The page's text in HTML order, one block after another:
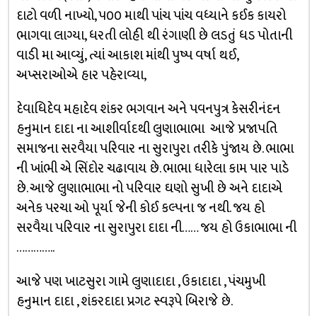
દાટો વળી નાખ્યો, ૫૦૦ માથી પાંચ પાંચ વધ્યાને કઈક કાયરો
ભાગવા લાગ્યા, ધરતી લોહી થી રંગાણી છે લડતું ધડ પોતાની
વાડી મા આવ્યું, ત્યાં આકાશ માંથી પુષ્પ વર્ષા થઈ,
અપ્સરાઓએ હાર પહેરાવ્યા,
દેવાધિદેવ મહાદેવ શંકર ભગવાન અને પવનપુત્ર કેસરીનંદન
હનુમાન દાદા ના આશીર્વાદથી લુણાભાભા આજે પ્રજાપતિ
સમાજના સરવૈયા પરિવાર ના સુરાપુરા તરીકે પુંજાય છે. ભાભા
ની ખાંભી એ સિંદોર ચઢાવાય છે. ભાભા ધારેલા કામ પાર પાડે
છે. આજે લુણાભાભા નો પરિવાર ઘણો સુખી છે અને દાદાએ
અનેક પરચા ઓ પૂર્યા જેની કોઈ કલ્પના જ નથી. જય હો
સરવૈયા પરિવાર ના સુરાપુરા દાદા ની…… જય હો ઉકાભાભા ની
…………..
આજે પણ ખાટસુરા ગામે લુણાદાદા , ઉકાદાદા , પંચમુખી
હનુમાન દાદા , શંકરદાદા પ્રગટ સ્વરૂપે બિરાજે છે.